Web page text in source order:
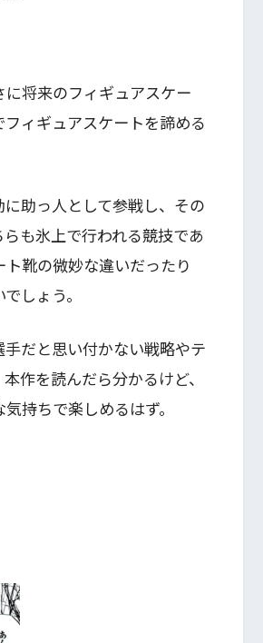
将来のフィギュアスケー
ィギュアスケートを諦める
助っ人として参戦し、その
も氷上で行われる競技であ
靴の微妙な違いだったり
しょう。
だと思い付かない戦略やテ
作を読んだら分かるけど、
持ちで楽しめるはず。